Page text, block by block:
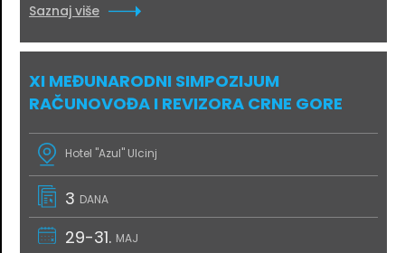
Saznaj više
XI MEĐUNARODNI SIMPOZIJUM
RAČUNOVOĐA I REVIZORA CRNE GORE
Hotel "Azul" Ulcinj
3 DANA
29-31. MAJ